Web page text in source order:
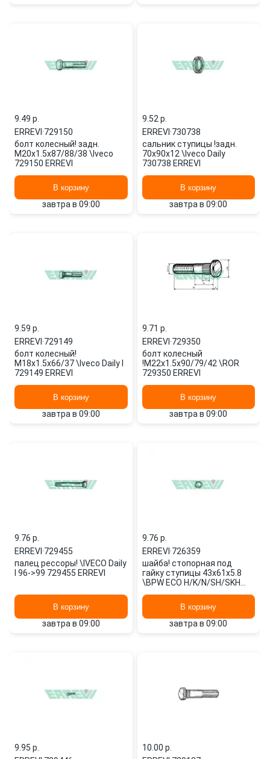
9.49 p.
ERREVI·729150
болт колесный! задн.
M20x1.5x87/88/38 \Iveco
729150 ERREVI
В корзину
завтра в 09:00
9.52 p.
ERREVI·730738
сальник ступицы !задн.
70x90x12 \Iveco Daily
730738 ERREVI
В корзину
завтра в 09:00
9.59 p.
ERREVI·729149
болт колесный!
M18x1.5x66/37 \Iveco Daily I
729149 ERREVI
В корзину
завтра в 09:00
9.71 p.
ERREVI·729350
болт колесный
!M22x1.5x90/79/42 \ROR
729350 ERREVI
В корзину
завтра в 09:00
9.76 p.
ERREVI·729455
палец рессоры! \IVECO Daily
I 96->99 729455 ERREVI
В корзину
завтра в 09:00
9.76 p.
ERREVI·726359
шайба! стопорная под
гайку ступицы 43x61x5.8
\BPW ECO H/K/N/SH/SKH
В корзину
завтра в 09:00
9.95 p.
10.00 p.